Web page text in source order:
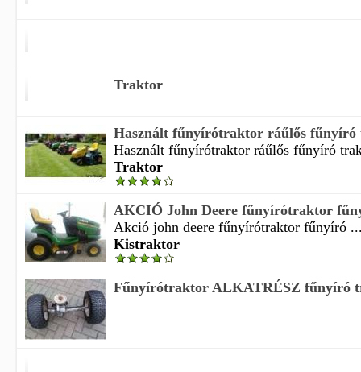
Traktor
Használt fűnyírótraktor ráűlős fűnyíró
Használt fűnyírótraktor ráűlős fűnyíró
Traktor
AKCIÓ John Deere fűnyírótraktor
Akció john deere fűnyírótraktor fűnyíró
Kistraktor
Fűnyírótraktor ALKATRÉSZ fűnyíró